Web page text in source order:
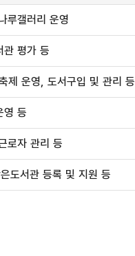
루갤러리 운영
관 평가 등
제 운영, 도서구입 및 관리 등
영 등
로자 관리 등
도서관 등록 및 지원 등